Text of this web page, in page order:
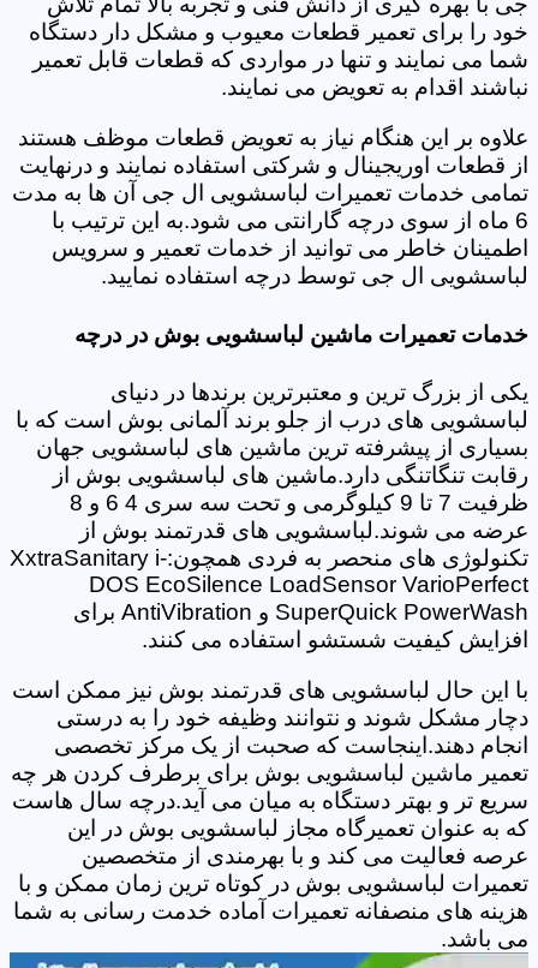
خود را برای تعمیر قطعات معیوب و مشکل دار دستگاه
شما می نمایند و تنها در مواردی که قطعات قابل تعمیر
نباشند اقدام به تعویض می نمایند.
علاوه بر این هنگام نیاز به تعویض قطعات موظف هستند
از قطعات اوریجینال و شرکتی استفاده نمایند و درنهایت
تمامی خدمات تعمیرات لباسشویی ال جی آن ها به مدت
6 ماه از سوی درچه گارانتی می شود.به این ترتیب با
اطمینان خاطر می توانید از خدمات تعمیر و سرویس
لباسشویی ال جی توسط درچه استفاده نمایید.
خدمات تعمیرات ماشین لباسشویی بوش در درچه
یکی از بزرگ ترین و معتبرترین برندها در دنیای
لباسشویی های درب از جلو برند آلمانی بوش است که با
بسیاری از پیشرفته ترین ماشین های لباسشویی جهان
رقابت تنگاتنگی دارد.ماشین های لباسشویی بوش از
ظرفیت 7 تا 9 کیلوگرمی و تحت سه سری 4 6 و 8
عرضه می شوند.لباسشویی های قدرتمند بوش از
تکنولوژی های منحصر به فردی همچون:XxtraSanitary i-
DOS EcoSilence LoadSensor VarioPerfect
SuperQuick PowerWash و AntiVibration برای
افزایش کیفیت شستشو استفاده می کنند.
با این حال لباسشویی های قدرتمند بوش نیز ممکن است
دچار مشکل شوند و نتوانند وظیفه خود را به درستی
انجام دهند.اینجاست که صحبت از یک مرکز تخصصی
تعمیر ماشین لباسشویی بوش برای برطرف کردن هر چه
سریع تر و بهتر دستگاه به میان می آید.درچه سال هاست
که به عنوان تعمیرگاه مجاز لباسشویی بوش در این
عرصه فعالیت می کند و با بهرمندی از متخصصین
تعمیرات لباسشویی بوش در کوتاه ترین زمان ممکن و با
هزینه های منصفانه تعمیرات آماده خدمت رسانی به شما
می باشد.